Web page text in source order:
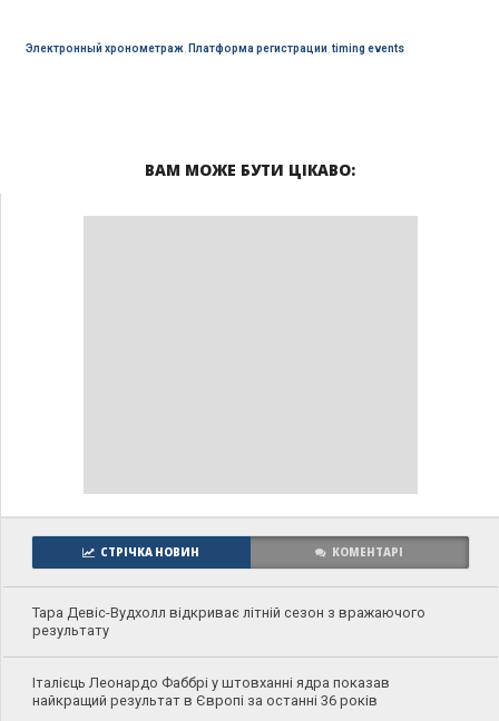
Электронный хронометраж, Платформа регистрации timing events
ВАМ МОЖЕ БУТИ ЦІКАВО:
СТРІЧКА НОВИН КОМЕНТАРІ
Тара Девіс-Вудхолл відкриває літній сезон з вражаючого
результату
Італієць Леонардо Фаббрі у штовханні ядра показав
найкращий результат в Європі за останні 36 років